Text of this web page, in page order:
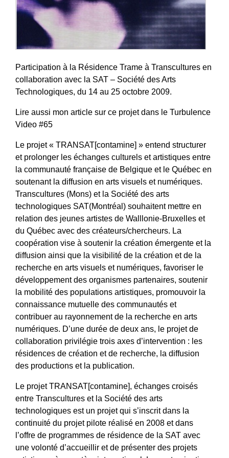
Participation à la Résidence Trame à Transcultures en
collaboration avec la SAT – Société des Arts
Technologiques, du 14 au 25 octobre 2009.
Lire aussi mon article sur ce projet dans le Turbulence
Video #65
Le projet « TRANSAT[contamine] » entend structurer
et prolonger les échanges culturels et artistiques entre
la communauté française de Belgique et le Québec en
soutenant la diffusion en arts visuels et numériques.
Transcultures (Mons) et la Société des arts
technologiques SAT(Montréal) souhaitent mettre en
relation des jeunes artistes de Walllonie-Bruxelles et
du Québec avec des créateurs/chercheurs. La
coopération vise à soutenir la création émergente et la
diffusion ainsi que la visibilité de la création et de la
recherche en arts visuels et numériques, favoriser le
développement des organismes partenaires, soutenir
la mobilité des populations artistiques, promouvoir la
connaissance mutuelle des communautés et
contribuer au rayonnement de la recherche en arts
numériques. D’une durée de deux ans, le projet de
collaboration privilégie trois axes d’intervention : les
résidences de création et de recherche, la diffusion
des productions et la publication.
Le projet TRANSAT[contamine], échanges croisés
entre Transcultures et la Société des arts
technologiques est un projet qui s’inscrit dans la
continuité du projet pilote réalisé en 2008 et dans
l’offre de programmes de résidence de la SAT avec
une volonté d’accueillir et de présenter des projets